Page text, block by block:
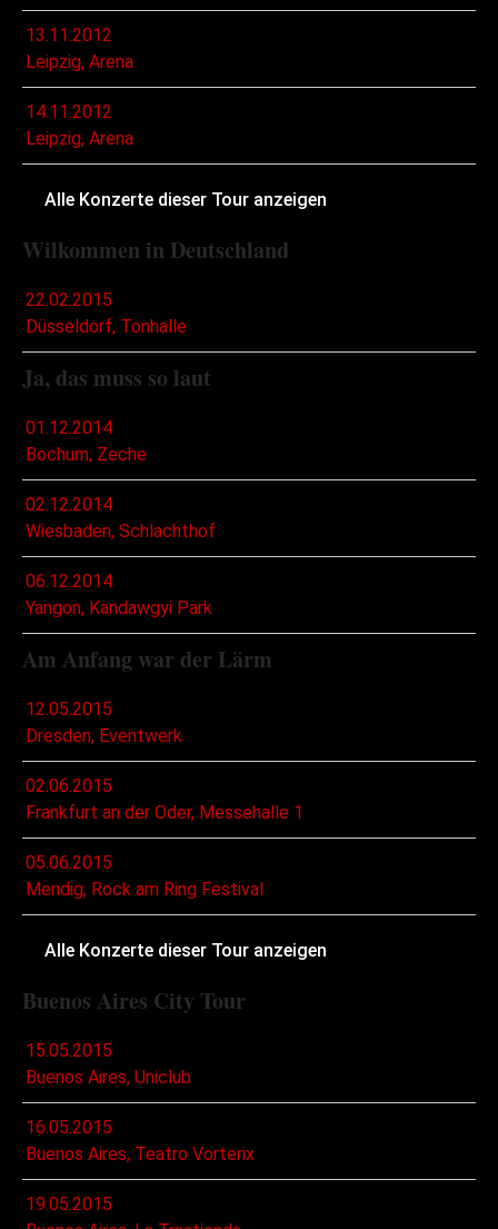
13.11.2012
Leipzig, Arena
14.11.2012
Leipzig, Arena
Alle Konzerte dieser Tour anzeigen
Wilkommen in Deutschland
22.02.2015
Düsseldorf, Tonhalle
Ja, das muss so laut
01.12.2014
Bochum, Zeche
02.12.2014
Wiesbaden, Schlachthof
06.12.2014
Yangon, Kandawgyi Park
Am Anfang war der Lärm
12.05.2015
Dresden, Eventwerk
02.06.2015
Frankfurt an der Oder, Messehalle 1
05.06.2015
Mendig, Rock am Ring Festival
Alle Konzerte dieser Tour anzeigen
Buenos Aires City Tour
15.05.2015
Buenos Aires, Uniclub
16.05.2015
Buenos Aires, Teatro Vorterix
19.05.2015